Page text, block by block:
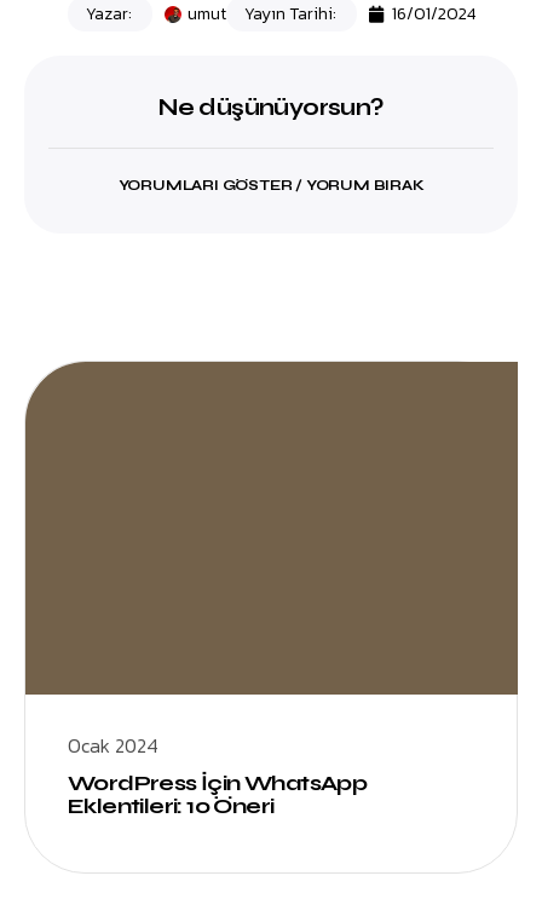
Yazar: umut Yayın Tarihi: 16/01/2024
Ne düşünüyorsun?
YORUMLARI GÖSTER / YORUM BIRAK
Ocak 2024
WordPress İçin WhatsApp
Eklentileri: 10 Öneri